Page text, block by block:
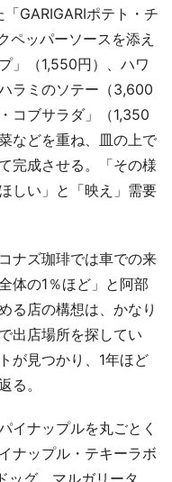
GARIGARIポテト・チ
ペッパーソースを添え
」（1,550円）、ハワ
ラミのソテー（3,600
コブサラダ」（1,350
などを重ね、皿の上で
完成させる。「その様
しい」と「映え」需要
ナズ珈琲では車での来
体の1％ほど」と阿部
る店の構想は、かなり
出店場所を探してい
が見つかり、1年ほど
る。
イナップルを丸ごとく
ナップル・テキーラボ
ッグ、マルガリータ